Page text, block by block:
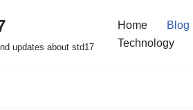
updates about std17
Home Blog
Technology